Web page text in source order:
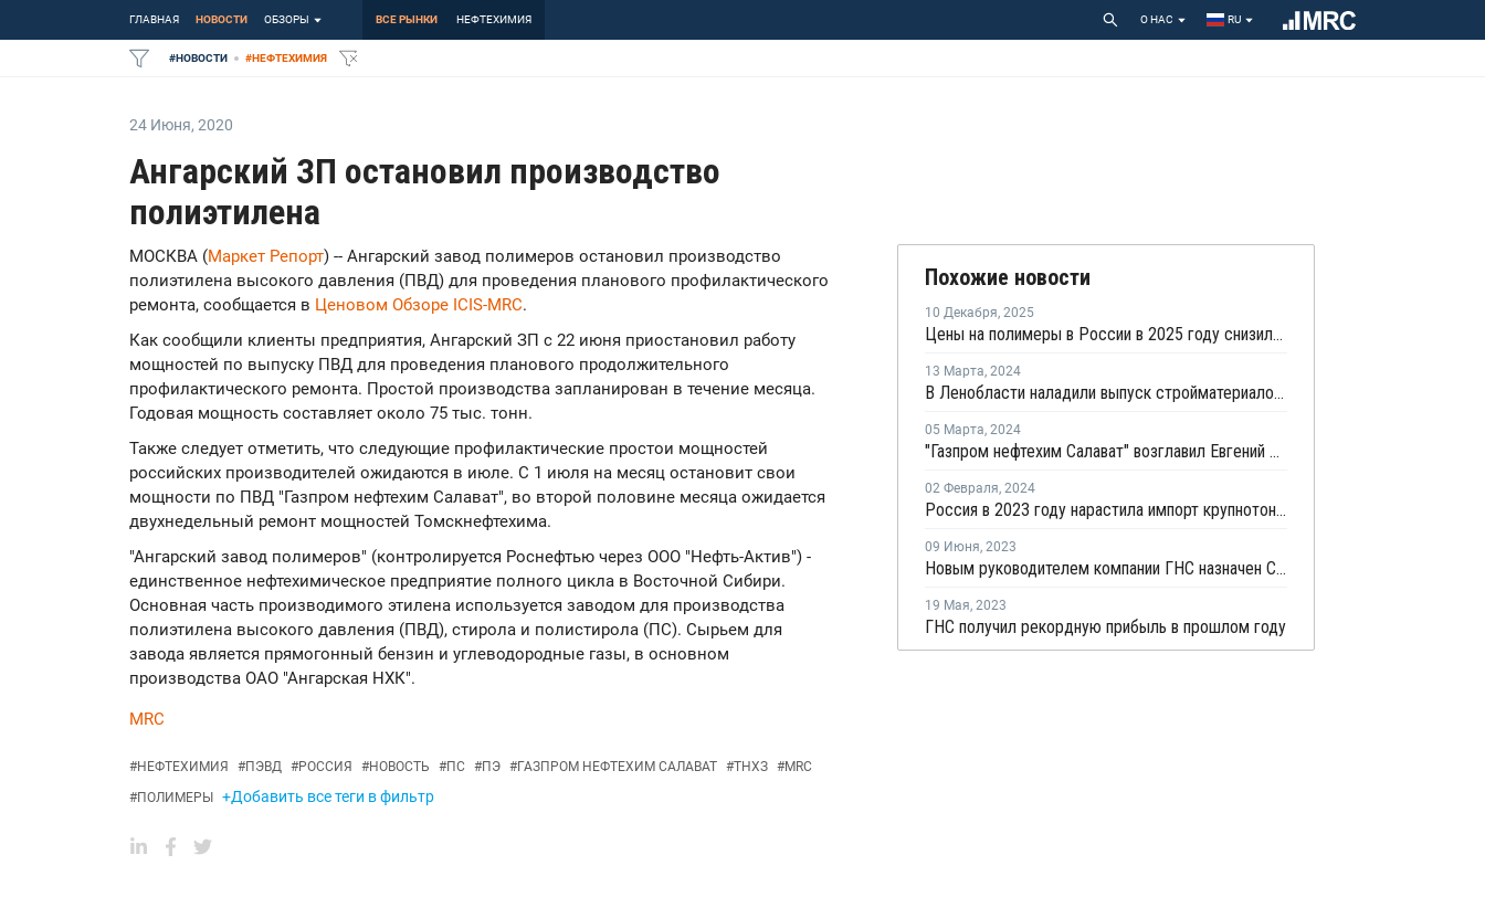
ГЛАВНАЯ НОВОСТИ ОБЗОРЫ ВСЕ РЫНКИ НЕФТЕХИМИЯ О НАС RU
#НОВОСТИ #НЕФТЕХИМИЯ
24 Июня, 2020
Ангарский ЗП остановил производство
полиэтилена
МОСКВА (Маркет Репорт) -- Ангарский завод полимеров остановил производство
полиэтилена высокого давления (ПВД) для проведения планового профилактического
ремонта, сообщается в Ценовом Обзоре ICIS-MRC.
Как сообщили клиенты предприятия, Ангарский ЗП с 22 июня приостановил работу
мощностей по выпуску ПВД для проведения планового продолжительного
профилактического ремонта. Простой производства запланирован в течение месяца.
Годовая мощность составляет около 75 тыс. тонн.
Также следует отметить, что следующие профилактические простои мощностей
российских производителей ожидаются в июле. С 1 июля на месяц остановит свои
мощности по ПВД "Газпром нефтехим Салават", во второй половине месяца ожидается
двухнедельный ремонт мощностей Томскнефтехима.
"Ангарский завод полимеров" (контролируется Роснефтью через ООО "Нефть-Актив") -
единственное нефтехимическое предприятие полного цикла в Восточной Сибири.
Основная часть производимого этилена используется заводом для производства
полиэтилена высокого давления (ПВД), стирола и полистирола (ПС). Сырьем для
завода является прямогонный бензин и углеводородные газы, в основном
производства ОАО "Ангарская НХК".
MRC
#НЕФТЕХИМИЯ #ПЭВД #РОССИЯ #НОВОСТЬ #ПС #ПЭ #ГАЗПРОМ НЕФТЕХИМ САЛАВАТ #ТНХЗ #MRC
#ПОЛИМЕРЫ +Добавить все теги в фильтр
Похожие новости
10 Декабря, 2025
Цены на полимеры в России в 2025 году снизились
13 Марта, 2024
В Ленобласти наладили выпуск стройматериалов из пластиковых отходов
05 Марта, 2024
"Газпром нефтехим Салават" возглавил Евгений Семенько
02 Февраля, 2024
Россия в 2023 году нарастила импорт крупнотоннажных полимеров на 12%
09 Июня, 2023
Новым руководителем компании ГНС назначен Сергей Кращук
19 Мая, 2023
ГНС получил рекордную прибыль в прошлом году